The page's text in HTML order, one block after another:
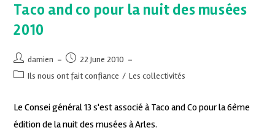
Taco and co pour la nuit des musées
2010
damien
22 June 2010
Ils nous ont fait confiance / Les collectivités
Le Consei général 13 s'est associé à Taco and Co pour la 6ème
édition de la nuit des musées à Arles.